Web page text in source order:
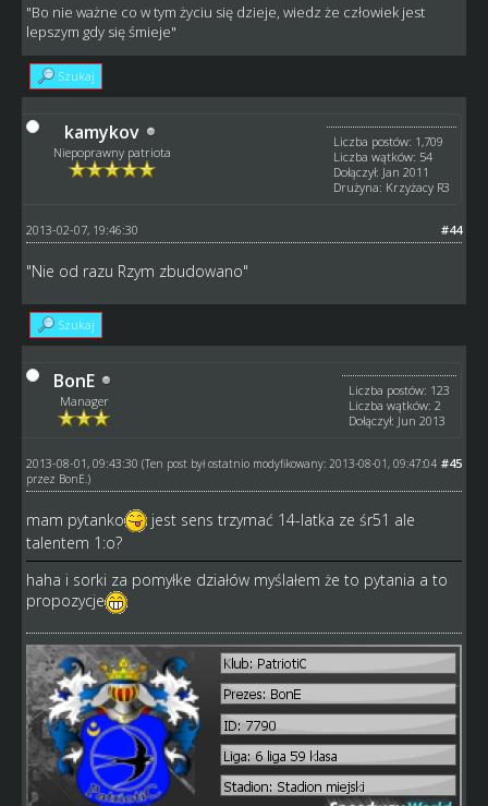
"Bo nie ważne co w tym życiu się dzieje, wiedz że człowiek jest
lepszym gdy się śmieje"
Szukaj
kamykov
Niepoprawny patriota
Liczba postów: 1,709
Liczba wątków: 54
Dołączył: Jan 2011
Drużyna: Krzyżacy R3
#44
2013-02-07, 19:46:30
"Nie od razu Rzym zbudowano"
Szukaj
BonE
Manager
Liczba postów: 123
Liczba wątków: 2
Dołączył: Jun 2013
#45
2013-08-01, 09:43:30 (Ten post był ostatnio modyfikowany: 2013-08-01, 09:47:04
przez BonE .)
mam pytanko
jest sens trzymać 14-latka ze śr51 ale
talentem 1:o?
haha i sorki za pomyłke działów myślałem że to pytania a to
propozycje